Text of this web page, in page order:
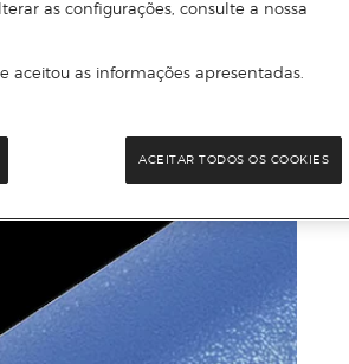
as configurações, consulte a nossa
as informações apresentadas.
ACEITAR TODOS OS COOKIES